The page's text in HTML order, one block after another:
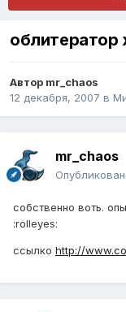
облитератор
Автор mr_chaos
12 декабря, 2007 в
mr_chaos
собственно воть.
:rolleyes:
ссылко http://